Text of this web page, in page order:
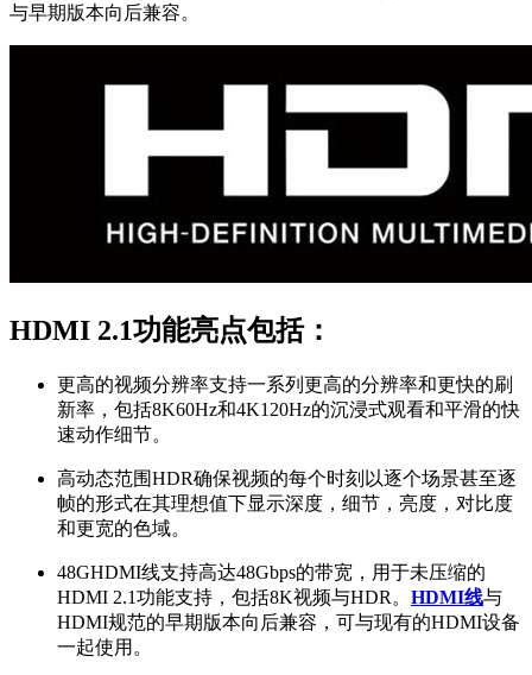
与早期版本向后兼容。
HDMI 2.1功能亮点包括：
更高的视频分辨率支持一系列更高的分辨率和更快的刷
新率，包括8K60Hz和4K120Hz的沉浸式观看和平滑的快
速动作细节。
高动态范围HDR确保视频的每个时刻以逐个场景甚至逐
帧的形式在其理想值下显示深度，细节，亮度，对比度
和更宽的色域。
48GHDMI线支持高达48Gbps的带宽，用于未压缩的
HDMI 2.1功能支持，包括8K视频与HDR。 HDMI线与
HDMI规范的早期版本向后兼容，可与现有的HDMI设备
一起使用。